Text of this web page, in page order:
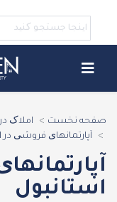
صفحه نخست املاک
آپارتمانهای فروشی در
استانبول